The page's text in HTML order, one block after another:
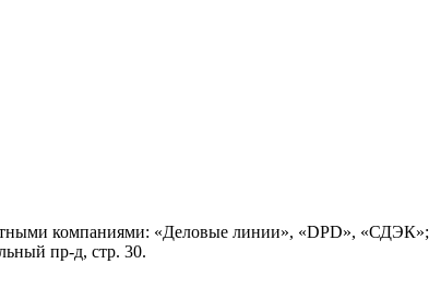
компаниями: «Деловые линии», «DPD», «СДЭК»;
пр-д, стр. 30.